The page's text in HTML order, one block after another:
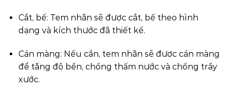
Cắt, bế: Tem nhãn sẽ được cắt, bế theo hình
dạng và kích thước đã thiết kế.
Cán màng: Nếu cần, tem nhãn sẽ được cán màng
để tăng độ bền, chống thấm nước và chống trầy
xước.